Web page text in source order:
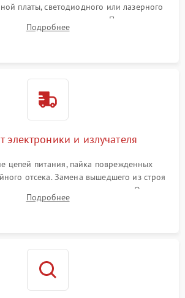
платы, светодиодного или лазерного
также механизма выверки. Проверка
и выявление следов окисления
Подробнее
электроники и излучателя
цепей питания, пайка поврежденных
отсека. Замена вышедшего из строя
управления яркостью. Очистка
и нанесение защитного лака для
Подробнее